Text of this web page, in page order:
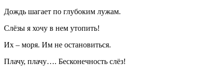
Дождь шагает по глубоким лужам.
Слёзы я хочу в нем утопить!
Их – моря. Им не остановиться.
Плачу, плачу…. Бесконечность слёз!